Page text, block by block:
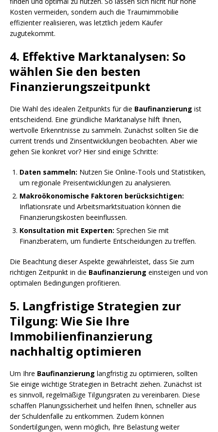
Kosten vermeiden, sondern auch die Traumimmobilie
effizienter realisieren, was letztlich jedem Käufer
zugutekommt.
4. Effektive Marktanalysen: So
wählen Sie den besten
Finanzierungszeitpunkt
Die Wahl des idealen Zeitpunkts für die Baufinanzierung ist
entscheidend. Eine gründliche Marktanalyse hilft Ihnen,
wertvolle Erkenntnisse zu sammeln. Zunächst sollten Sie die
current trends und Zinsentwicklungen beobachten. Aber wie
gehen Sie konkret vor? Hier sind einige Schritte:
Daten sammeln: Nutzen Sie Online-Tools und Statistiken,
um regionale Preisentwicklungen zu analysieren.
Makroökonomische Faktoren berücksichtigen:
Inflationsrate und Arbeitsmarktsituation können die
Finanzierungskosten beeinflussen.
Konsultation mit Experten: Sprechen Sie mit
Finanzberatern, um fundierte Entscheidungen zu treffen.
Die Beachtung dieser Aspekte gewährleistet, dass Sie zum
richtigen Zeitpunkt in die Baufinanzierung einsteigen und von
optimalen Bedingungen profitieren.
5. Langfristige Strategien zur
Tilgung: Wie Sie Ihre
Immobilienfinanzierung
nachhaltig optimieren
Um Ihre Baufinanzierung langfristig zu optimieren, sollten
Sie einige wichtige Strategien in Betracht ziehen. Zunächst ist
es sinnvoll, regelmäßige Tilgungsraten zu vereinbaren. Diese
schaffen Planungssicherheit und helfen Ihnen, schneller aus
der Schuldenfalle zu entkommen. Zudem können
Sondertilgungen, wenn möglich, Ihre Belastung weiter